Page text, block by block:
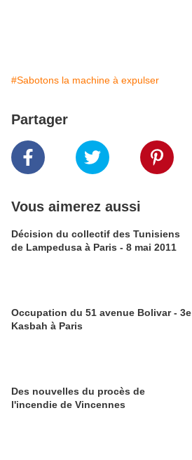
#Sabotons la machine à expulser
Partager
Vous aimerez aussi
Décision du collectif des Tunisiens
de Lampedusa à Paris - 8 mai 2011
Occupation du 51 avenue Bolivar - 3e
Kasbah à Paris
Des nouvelles du procès de
l'incendie de Vincennes